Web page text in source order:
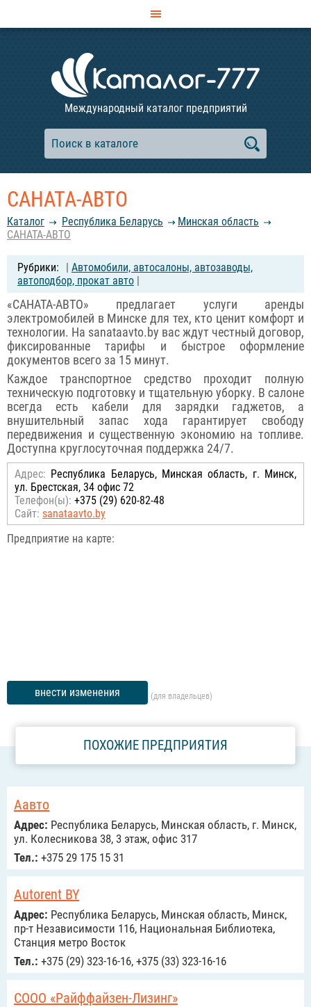
Международный каталог предприятий
САНАТА-АВТО
Каталог Республика Беларусь
Минская область
САНАТА-АВТО
| Автомобили, автосалоны, автозаводы,
автоподбор, прокат авто |
«САНАТА-АВТО» предлагает услуги аренды
электромобилей в Минске для тех, кто ценит комфорт и
технологии. На sanataavto.by вас ждут честный договор,
фиксированные тарифы и быстрое оформление
документов всего за 15 минут.
Каждое транспортное средство проходит полную
техническую подготовку и тщательную уборку. В салоне
всегда есть кабели для зарядки гаджетов, а
внушительный запас хода гарантирует свободу
передвижения и существенную экономию на топливе.
Доступна круглосуточная поддержка 24/7.
Адрес: Республика Беларусь, Минская область, г. Минск,
ул. Брестская, 34 офис 72
Телефон(ы): +375 (29) 620-82-48
Сайт: sanataavto.by
Предприятие на карте:
внести изменения (для владельцев)
ПОХОЖИЕ ПРЕДПРИЯТИЯ
Аавто
Адрес: Республика Беларусь, Минская область, г. Минск,
ул. Колесникова 38, 3 этаж, офис 317
Тел.: +375 29 175 15 31
Autorent BY
Адрес: Республика Беларусь, Минская область, Минск,
пр-т Независимости 116, Национальная Библиотека,
Станция метро Восток
Тел.: +375 (29) 323-16-16, +375 (33) 323-16-16
СООО «Райффайзен-Лизинг»